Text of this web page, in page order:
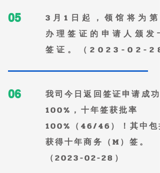
05
3月1日起，领馆将为第
办理签证的申请人颁发
签证。（2023-02-
06
我司今日返回签证申请成功
100%，十年签获批率
100%（46/46）！其中包
获得十年商务（M）签。
（2023-02-28）